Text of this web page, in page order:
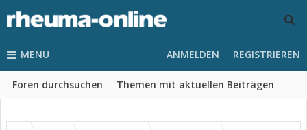
MENU
Foren durchsuchen Themen mit aktuellen Beiträgen
ANMELDEN REGISTRIEREN